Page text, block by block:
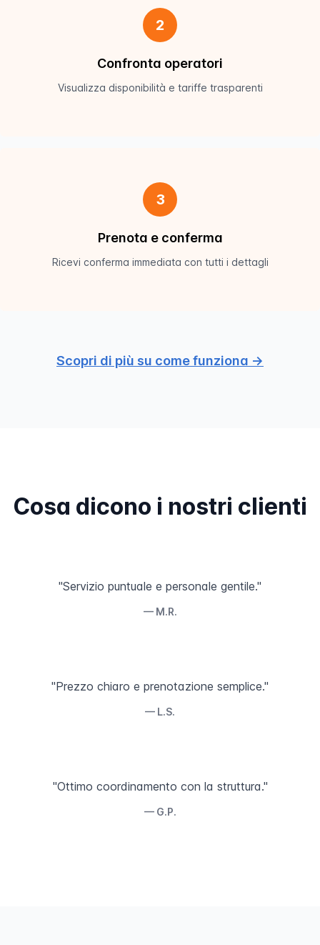
2
Confronta operatori
Visualizza disponibilità e tariffe trasparenti
3
Prenota e conferma
Ricevi conferma immediata con tutti i dettagli
Scopri di più su come funziona →
Cosa dicono i nostri clienti
"Servizio puntuale e personale gentile."
— M.R.
"Prezzo chiaro e prenotazione semplice."
— L.S.
"Ottimo coordinamento con la struttura."
— G.P.